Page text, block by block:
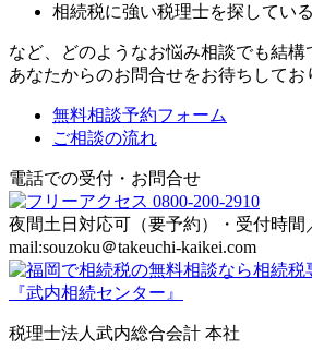
相続税に強い税理士を探している
など、どのようなお悩み相談でも結構
あなたからのお問合せをお待ちしてお
無料相談予約フォーム
ご相談の流れ
電話での受付・お問合せ
夜間土日対応可（要予約）・受付時間
mail:souzoku＠takeuchi-kaikei.com
税理士法人武内総合会計 本社